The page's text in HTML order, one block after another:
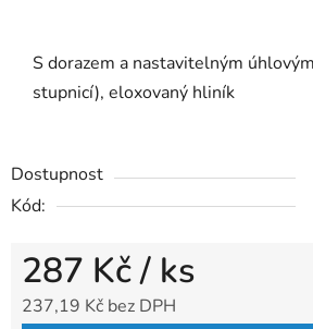
S dorazem a nastavitelným
stupnicí), eloxovaný hliník
Dostupnost
Kód:
287 Kč/ ks
237,19 Kč bez DPH